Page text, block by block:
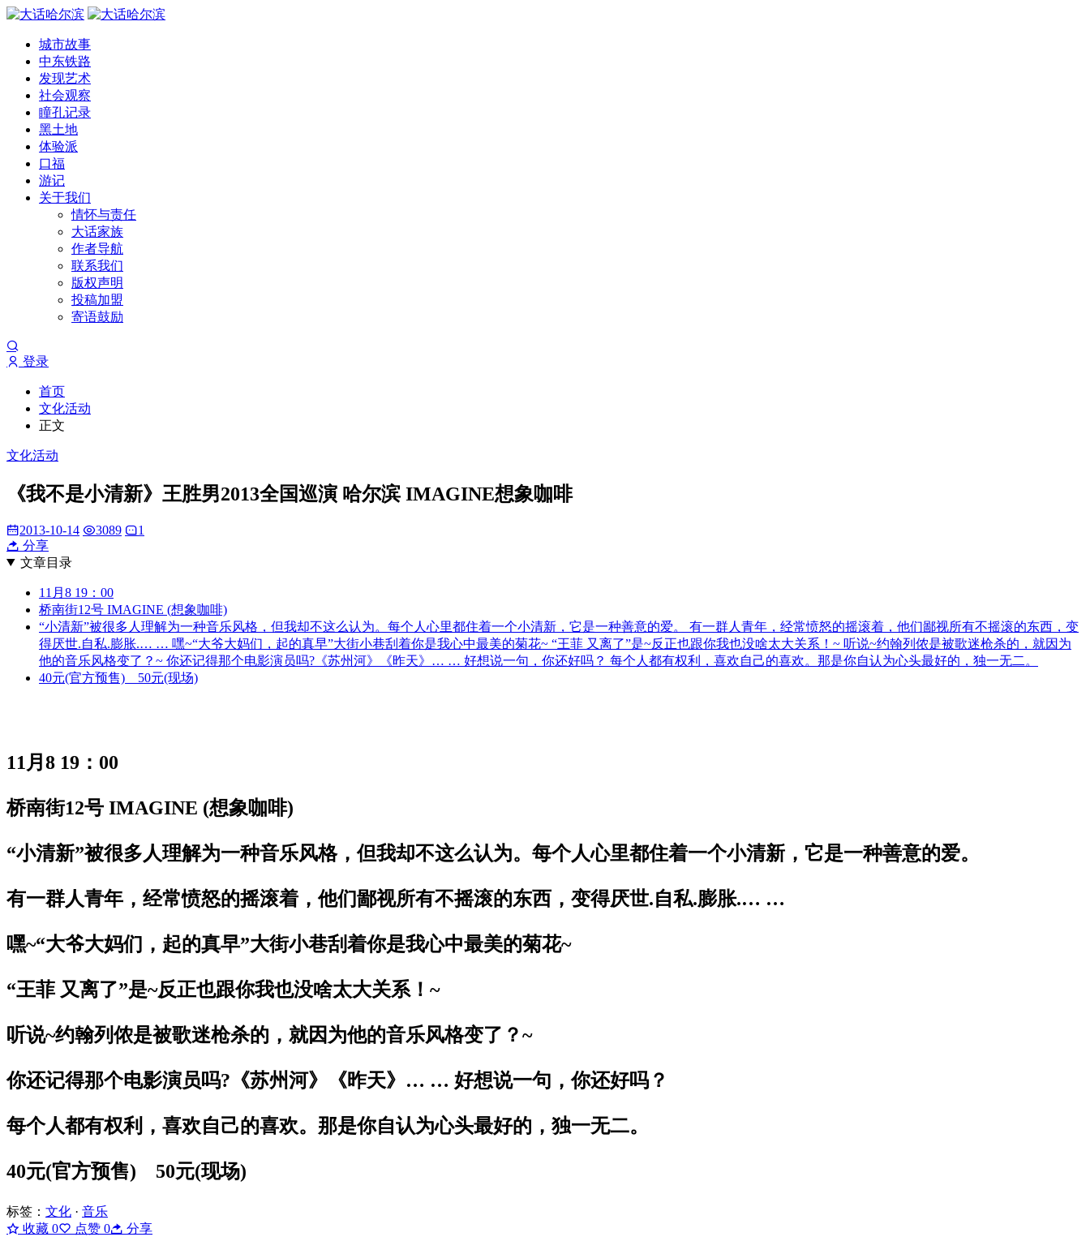
城市故事
中东铁路
发现艺术
社会观察
瞳孔记录
黑土地
体验派
口福
游记
关于我们
情怀与责任
大话家族
作者导航
联系我们
版权声明
投稿加盟
寄语鼓励
登录
首页
文化活动
正文
文化活动
《我不是小清新》王胜男2013全国巡演 哈尔滨 IMAGINE想象咖啡
2013-10-14 3089
1
分享
文章目录
11月8 19：00
桥南街12号 IMAGINE (想象咖啡)
“小清新”被很多人理解为一种音乐风格，但我却不这么认为。每个人心里都住着一个小清新，它是一种善意的爱。 有一群人青年，经常愤怒的摇滚着，他们鄙视所有不摇滚的东西，变
得厌世.自私.膨胀.… … 嘿~“大爷大妈们，起的真早”大街小巷刮着你是我心中最美的菊花~ “王菲 又离了”是~反正也跟你我也没啥太大关系！~ 听说~约翰列侬是被歌迷枪杀的，就因为
他的音乐风格变了？~ 你还记得那个电影演员吗?《苏州河》《昨天》… … 好想说一句，你还好吗？ 每个人都有权利，喜欢自己的喜欢。那是你自认为心头最好的，独一无二。
40元(官方预售) 50元(现场)
11月8 19：00
桥南街12号 IMAGINE (想象咖啡)
“小清新”被很多人理解为一种音乐风格，但我却不这么认为。每个人心里都住着一个小清新，它是一种善意的爱。
有一群人青年，经常愤怒的摇滚着，他们鄙视所有不摇滚的东西，变得厌世.自私.膨胀.… …
嘿~“大爷大妈们，起的真早”大街小巷刮着你是我心中最美的菊花~
“王菲 又离了”是~反正也跟你我也没啥太大关系！~
听说~约翰列侬是被歌迷枪杀的，就因为他的音乐风格变了？~
你还记得那个电影演员吗?《苏州河》《昨天》… … 好想说一句，你还好吗？
每个人都有权利，喜欢自己的喜欢。那是你自认为心头最好的，独一无二。
40元(官方预售) 50元(现场)
标签： 文化 · 音乐
收藏 0 点赞 0
分享